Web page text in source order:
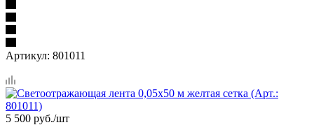
Артикул: 801011
5 500 руб./шт